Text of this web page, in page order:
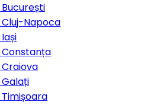
București
Cluj-Napoca
Iași
Constanța
Craiova
Galați
Timișoara